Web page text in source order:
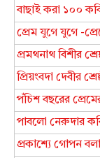
বাছাই করা ১০০
প্রেম যুগে যুগে -
প্রমথনাথ বিশীর
প্রিয়ংবদা দেবীর
পঁচিশ বছরের
পাবলো নেরুদার
প্রকাশ্যে গোপন